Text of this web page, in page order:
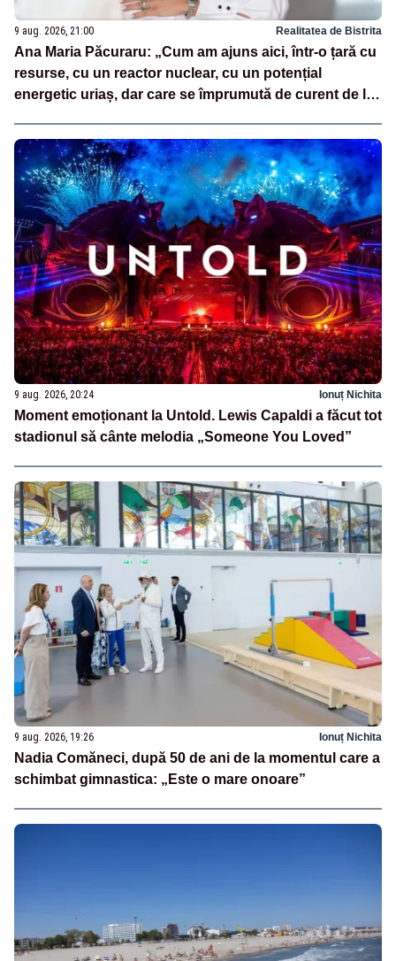
9 aug. 2026, 21:00 Realitatea de Bistrita
Ana Maria Păcuraru: „Cum am ajuns aici, într-o țară cu
resurse, cu un reactor nuclear, cu un potențial
energetic uriaș, dar care se împrumută de curent de la
9 aug. 2026, 20:24 Ionuț Nichita
Moment emoționant la Untold. Lewis Capaldi a făcut tot
stadionul să cânte melodia „Someone You Loved”
9 aug. 2026, 19:26 Ionuț Nichita
Nadia Comăneci, după 50 de ani de la momentul care a
schimbat gimnastica: „Este o mare onoare”